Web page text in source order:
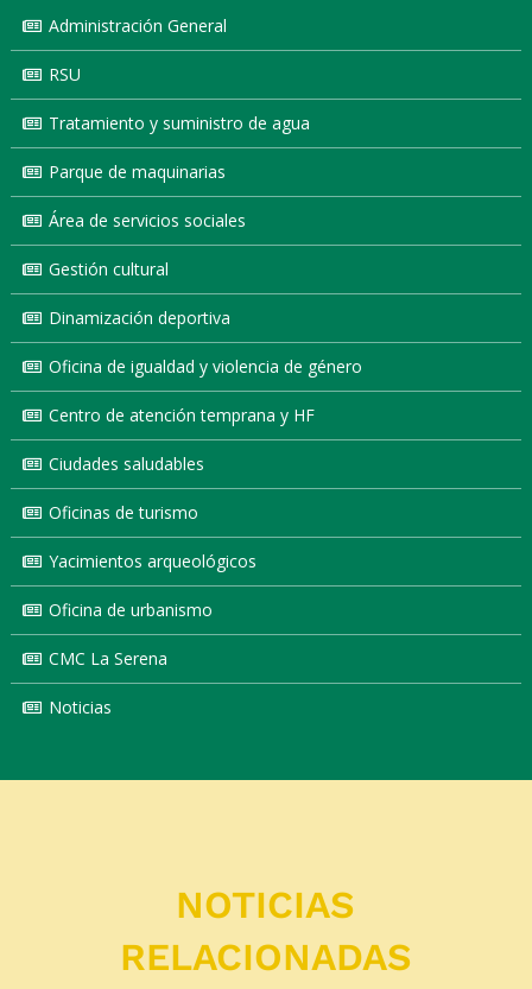
Administración General
RSU
Tratamiento y suministro de agua
Parque de maquinarias
Área de servicios sociales
Gestión cultural
Dinamización deportiva
Oficina de igualdad y violencia de género
Centro de atención temprana y HF
Ciudades saludables
Oficinas de turismo
Yacimientos arqueológicos
Oficina de urbanismo
CMC La Serena
Noticias
NOTICIAS
RELACIONADAS